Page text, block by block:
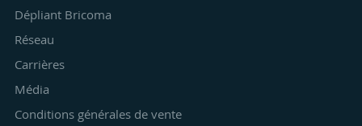
Dépliant Bricoma
Réseau
Carrières
Média
Conditions générales de vente